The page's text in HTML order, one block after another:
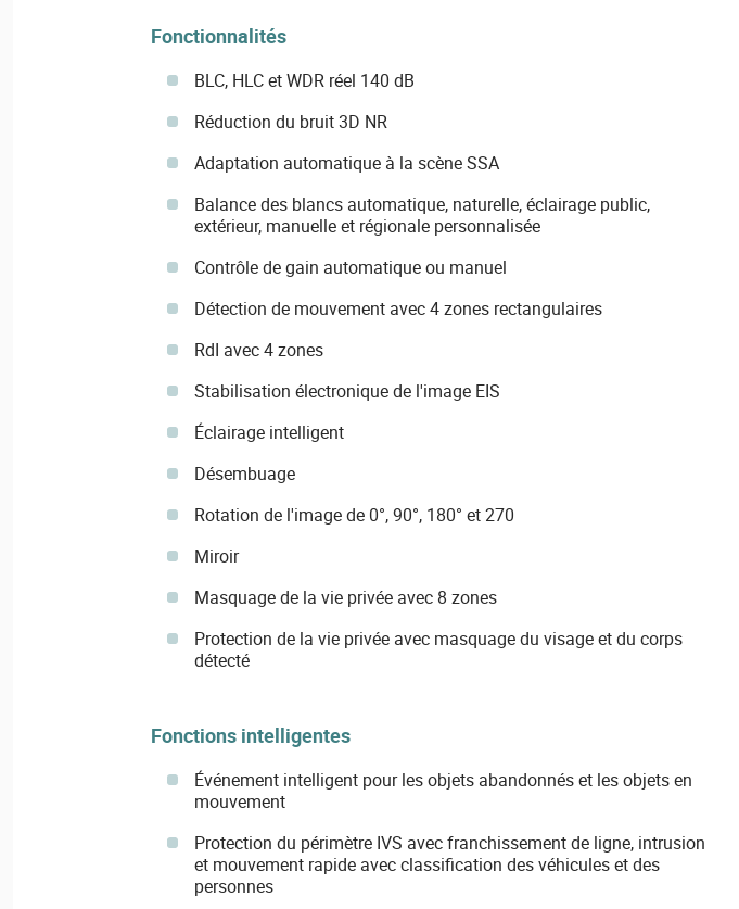
Fonctionnalités
BLC, HLC et WDR réel 140 dB
Réduction du bruit 3D NR
Adaptation automatique à la scène SSA
Balance des blancs automatique, naturelle, éclairage public,
extérieur, manuelle et régionale personnalisée
Contrôle de gain automatique ou manuel
Détection de mouvement avec 4 zones rectangulaires
RdI avec 4 zones
Stabilisation électronique de l'image EIS
Éclairage intelligent
Désembuage
Rotation de l'image de 0°, 90°, 180° et 270
Miroir
Masquage de la vie privée avec 8 zones
Protection de la vie privée avec masquage du visage et du corps
détecté
Fonctions intelligentes
Événement intelligent pour les objets abandonnés et les objets en
mouvement
Protection du périmètre IVS avec franchissement de ligne, intrusion
et mouvement rapide avec classification des véhicules et des
personnes